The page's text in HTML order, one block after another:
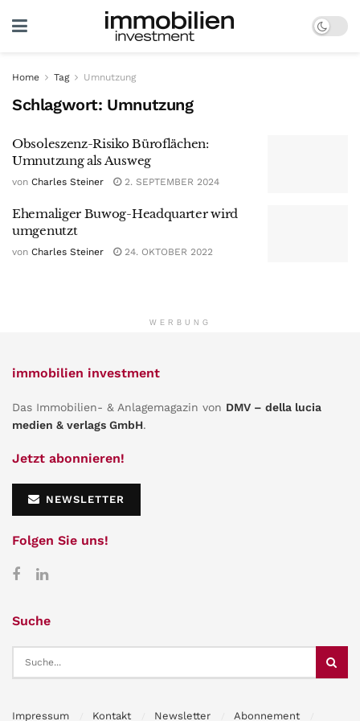
Home Tag Umnutzung
Schlagwort: Umnutzung
Obsoleszenz-Risiko Büroflächen:
Umnutzung als Ausweg
von Charles Steiner 2. SEPTEMBER 2024
Ehemaliger Buwog-Headquarter wird
umgenutzt
von Charles Steiner 24. OKTOBER 2022
WERBUNG
immobilien investment
Das Immobilien- & Anlagemagazin von DMV – della lucia
medien & verlags GmbH.
Jetzt abonnieren!
NEWSLETTER
Folgen Sie uns!
Suche
Impressum Kontakt Newsletter Abonnement